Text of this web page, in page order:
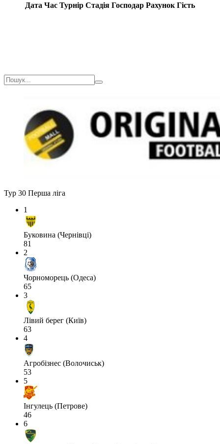
Дата Час Турнір Стадія Господар Рахунок Гість
Тур 30 Перша ліга
1
Буковина (Чернівці)
81
2
Чорноморець (Одеса)
65
3
Лівий берег (Київ)
63
4
Агробізнес (Волочиськ)
53
5
Інгулець (Петрове)
46
6